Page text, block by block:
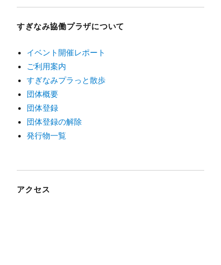
すぎなみ協働プラザについて
イベント開催レポート
ご利用案内
すぎなみプラっと散歩
団体概要
団体登録
団体登録の解除
発行物一覧
アクセス